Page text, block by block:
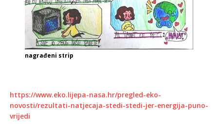
nagrađeni strip
https://www.eko.lijepa-nasa.hr/pregled-eko-
novosti/rezultati-natjecaja-stedi-stedi-jer-energija-puno-
vrijedi